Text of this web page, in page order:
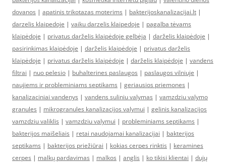
dovanos | apatinis trikotazas moterims | bakterijoskanalizacijai.lt |
darzelis klaipedoje | vaiku darzelis klaipedoje | pagalba tėvams
klaipėdoje | privatus darželis klaipėdoje gelbėja | darželis klaipėdoje |
pasirinkimas klaipėdoje | darželis klaipėdoje | privatus darželis
klaipėdoje | privatus darželis klaipėdoje | darželis klaipėdoje | vandens
filtrai | nuo pelesio | buhalterines paslaugos | paslaugos vilniuje |
naujiems ir probleminiams septikams | geriausios priemones |
kanalizaciniai vandenys | vandens suliniu valymas | vamzdziu valymo
granules | mikrogranules kanalizacijos valymui | gelinis kanalizacijos
vamzdziu valiklis | vamzdziu valymui | probleminiams septikams |
bakterijos maišeliais | retai naudojamai kanalizacijai | bakterijos
septikams | bakterijos priežiūrai | kokias cerpes rinktis | keramines
cerpes | malkų pardavimas | malkos | anglis | ko tikisi klientai | dujų